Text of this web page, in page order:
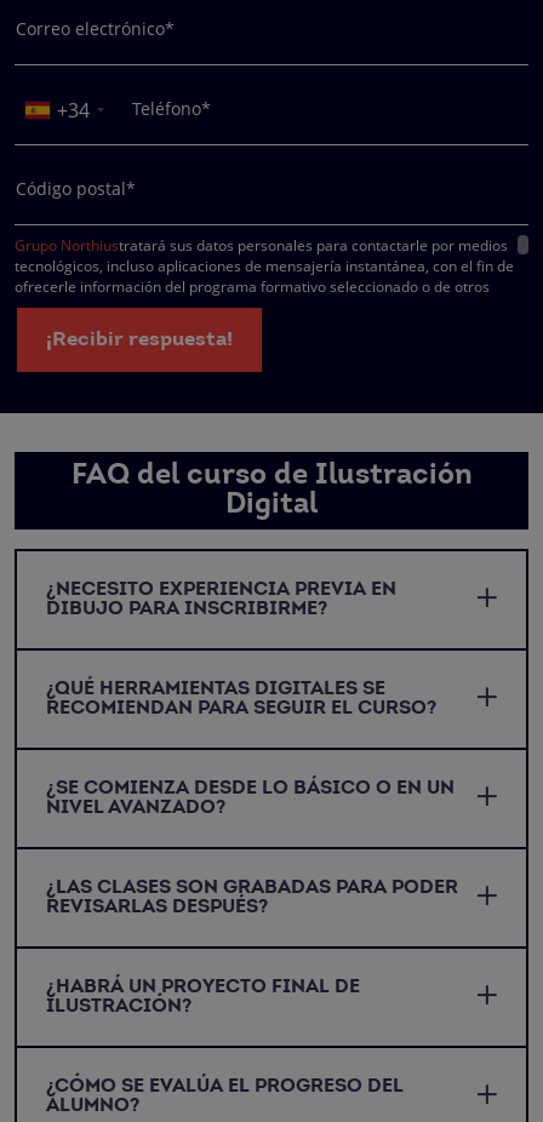
Correo electrónico*
+34 Teléfono*
Código postal*
Grupo Northiustratará sus datos personales para contactarle por medios
tecnológicos, incluso aplicaciones de mensajería instantánea, con el fin de
ofrecerle información del programa formativo seleccionado o de otros
directamente relacionados con el interés manifestado y, en su caso, para
tramitar la contratación correspondiente. Compartiremos su solicitud con las
empresas que conforman elGrupo Northius
hacerle llegar la mejor oferta de productos y servicios de acuerdo a su
oposición, limitación, tal y como se explica en laPolítica de Privacidad.
¡Recibir respuesta!
FAQ del curso de Ilustración
Digital
¿NECESITO EXPERIENCIA PREVIA EN
DIBUJO PARA INSCRIBIRME?
¿QUÉ HERRAMIENTAS DIGITALES SE
RECOMIENDAN PARA SEGUIR EL CURSO?
¿SE COMIENZA DESDE LO BÁSICO O EN UN
NIVEL AVANZADO?
¿LAS CLASES SON GRABADAS PARA PODER
REVISARLAS DESPUÉS?
¿HABRÁ UN PROYECTO FINAL DE
ILUSTRACIÓN?
¿CÓMO SE EVALÚA EL PROGRESO DEL
ALUMNO?